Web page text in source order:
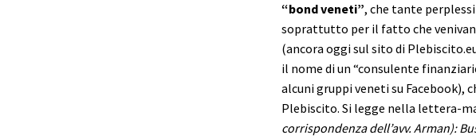
“bond veneti”, che tante
soprattutto per il fatto che
(ancora oggi sul sito di
il nome di un “consulente
alcuni gruppi veneti su
Plebiscito. Si legge nella lettera-
corrispondenza dell’avv. Arman):